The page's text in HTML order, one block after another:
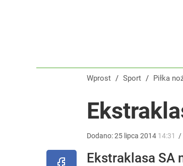
Farmacja: wzrost pod presją. co
dodaj
Wprost / Sport / Piłka
Dodano:25 lipca 2014 14:31 /
Ekstraklasa SA